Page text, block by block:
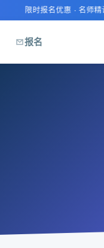
限时报名优惠 · 名师精讲
报名